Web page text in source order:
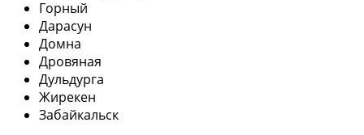
Горный
Дарасун
Домна
Дровяная
Дульдурга
Жирекен
Забайкальск